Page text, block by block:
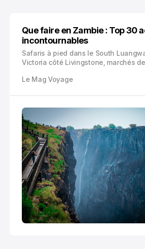
Que faire en Zambie : Top 30
incontournables
Safaris à pied dans le South
Victoria côté Livingstone, marchés de
voici 30 expériences concrètes pour
Le Mag Voyage